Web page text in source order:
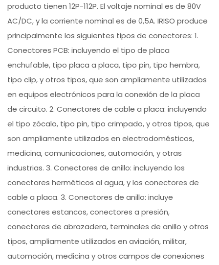
producto tienen 12P-112P. El voltaje nominal es de 80V
AC/DC, y la corriente nominal es de 0,5A. IRISO produce
principalmente los siguientes tipos de conectores: 1.
Conectores PCB: incluyendo el tipo de placa
enchufable, tipo placa a placa, tipo pin, tipo hembra,
tipo clip, y otros tipos, que son ampliamente utilizados
en equipos electrónicos para la conexión de la placa
de circuito. 2. Conectores de cable a placa: incluyendo
el tipo zócalo, tipo pin, tipo crimpado, y otros tipos, que
son ampliamente utilizados en electrodomésticos,
medicina, comunicaciones, automoción, y otras
industrias. 3. Conectores de anillo: incluyendo los
conectores herméticos al agua, y los conectores de
cable a placa. 3. Conectores de anillo: incluye
conectores estancos, conectores a presión,
conectores de abrazadera, terminales de anillo y otros
tipos, ampliamente utilizados en aviación, militar,
automoción, medicina y otros campos de conexiones